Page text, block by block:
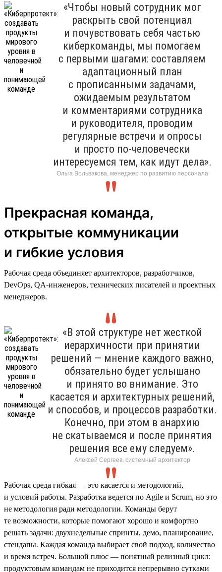
«Чтобы новый сотрудник мог
раскрыть свой потенциал
и почувствовать себя частью
киберкоманды, мы помогаем
с первыми шагами: составляем
адаптационный план
с прописанными задачами,
ожидаемым результатом
и комментариями сотрудника
и руководителя, проводим
регулярные встречи и опросы
и просто по-человечески
интересуемся тем, как идут дела».
Ольга Вольвакова, менеджер по развитию персонала
Прекрасная команда,
открытые коммуникации
и гибкие условия
Рабочая среда объединяет архитекторов, разработчиков,
DevOps, QA-инженеров, технических писателей и проектных
менеджеров.
«В этой структуре нет жесткой
иерархичности при принятии
решений — мнение каждого важно,
обязательно будет услышано
и принято во внимание. Это
касается и архитектурных решений,
и способов, и процессов разработки.
Конечно, при этом в анархию
не скатываемся и после принятия
решения все ему следуем».
Алексей Сергеев, системный архитектор
Рабочая среда гибкая — это касается и методологий,
и условий работы. Разработка ведется по Agile и Scrum, но это
не методология ради методологии. Команды берут
те возможности, которые помогают хорошо и комфортно
решать задачи: двухнедельные спринты, демо, планирование,
стендапы. Каждая команда выбирает свой подход, количество
и время встреч. Большой плюс — понятный релизный цикл:
продуктовым командам не приходится непрерывно сутками